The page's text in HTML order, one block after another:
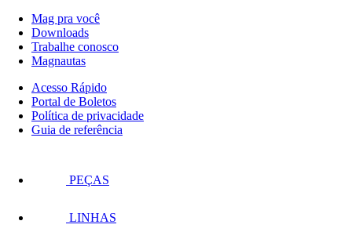
Mag pra você
Downloads
Trabalhe conosco
Magnautas
Acesso Rápido
Portal de Boletos
Política de privacidade
Guia de referência
PEÇAS
LINHAS